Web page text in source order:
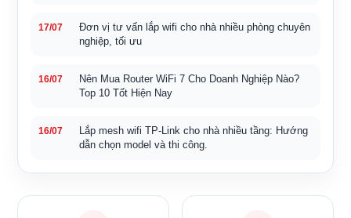
17/07
Đơn vị tư vấn lắp wifi cho nhà nhiều phòng chuyên
nghiệp, tối ưu
16/07
Nên Mua Router WiFi 7 Cho Doanh Nghiệp Nào?
Top 10 Tốt Hiện Nay
16/07
Lắp mesh wifi TP-Link cho nhà nhiều tầng: Hướng
dẫn chọn model và thi công.